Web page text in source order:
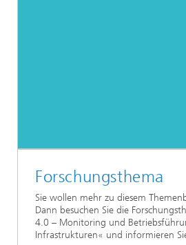
Forschungsthema
Sie wollen mehr zu diesem
Dann besuchen Sie die
4.0 – Monitoring und
Infrastrukturen« und informieren